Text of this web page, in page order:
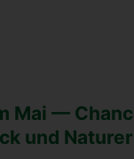
Mai —
und